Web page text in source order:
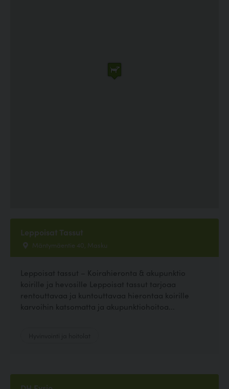
Leppoisat Tassut
Mäntymäentie 40, Masku
Leppoisat tassut – Koirahieronta & akupunktio
koirille ja hevosille Leppoisat tassut tarjoaa
rentouttavaa ja kuntouttavaa hierontaa koirille
karvoihin katsomatta ja akupunktiohoitoa...